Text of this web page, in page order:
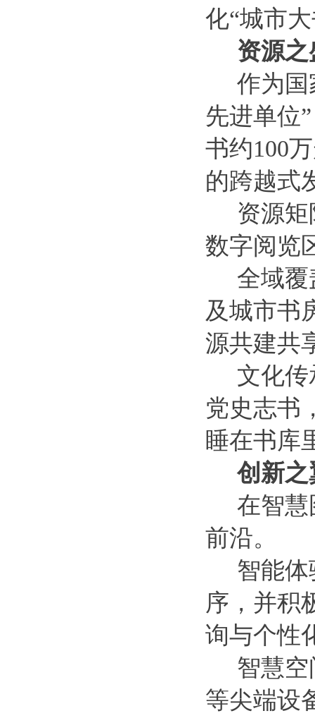
化“城市
资源
作为国
先进单位
书约100
的跨越式
资源
数字阅览
全域
及城市书
源共建共
文化
党史志书
睡在书库
创新
在智
前沿。
智能
序，并积
询与个性
智慧
等尖端设